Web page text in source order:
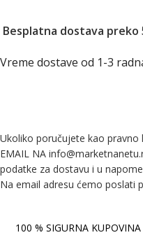
Besplatna dostava preko
Vreme dostave od 1-3
Ukoliko poručujete kao pravno
EMAIL NA
podatke za dostavu i u
Na email adresu ćemo poslati
100 % SIGURNA